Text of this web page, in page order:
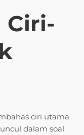
Ciri-
ciri utama
dalam soal